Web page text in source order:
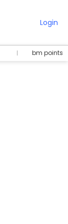
Login
bm points